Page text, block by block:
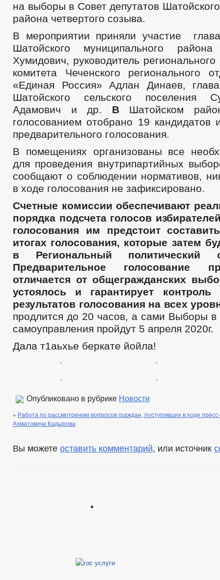
на выборы в Совет депутатов
района четвертого созыва.
В мероприятии приняли участие
Шатойского муниципального
Хумидович, руководитель регионального
комитета Чеченского регионального
«Единая Россия» Адлан Динаев,
Шатойского сельского поселения
Адамович и др. ВШатойском
голосованием отобрано 19 кандидатов
предварительного голосования.
В помещениях организованы все
для проведения внутрипартийных
сообщают о соблюдении нормативов,
в ходе голосования не зафиксировано.
Счетные комиссии обеспечивают
порядка подсчета голосов
голосования им предстоит
итогах голосования, которые затем
в Региональный политический
Предварительное голосование
отличается от общегражданских
устоялось и гарантирует
результатов голосования на всех
продлится до 20 часов, а сами Выборы в
самоуправления пройдут 5 апреля 2020г.
Дала т1аьхье беркате йойла!
Опубликовано в рубрике Новости
« Работа по рассмотрению вопросов граждан, поступивших в ходе
Ахматовича Кадырова
Вы можете оставить комментарий, или источник